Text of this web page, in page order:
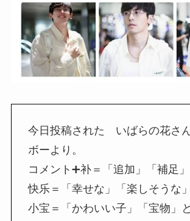
今日投稿された いばらの花さ
ボーより。
コメント➕补＝「追加」「補足」
快乐＝「幸せな」「楽しそうな」
小宝＝「かわいい子」「宝物」